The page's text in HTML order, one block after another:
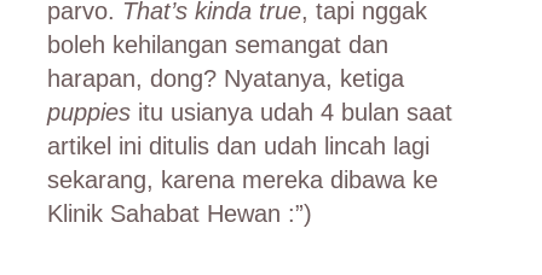
parvo. That’s kinda true, tapi nggak
boleh kehilangan semangat dan
harapan, dong? Nyatanya, ketiga
puppiesitu usianya udah 4 bulan saat
artikel ini ditulis dan udah lincah lagi
sekarang, karena mereka dibawa ke
Klinik Sahabat Hewan :”)